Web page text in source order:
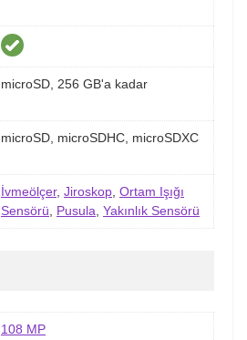
microSD, 256 GB'a kadar
microSD, microSDHC, microSDXC
İvmeölçer, Jiroskop, Ortam Işığı
Sensörü, Pusula, Yakınlık Sensörü
108 MP